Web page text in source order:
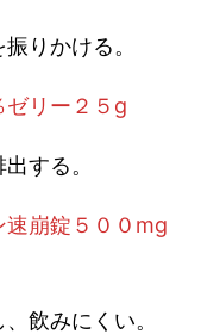
りかける。
ゼリー２５g
する。
速崩錠５００mg
飲みにくい。